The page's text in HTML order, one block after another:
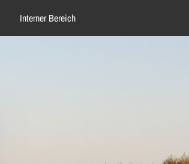
Interner Bereich